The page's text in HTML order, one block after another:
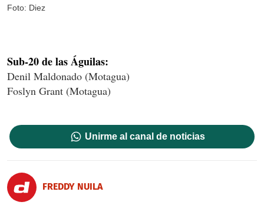
Foto: Diez
Sub-20 de las Águilas:
Denil Maldonado (Motagua)
Foslyn Grant (Motagua)
Unirme al canal de noticias
FREDDY NUILA